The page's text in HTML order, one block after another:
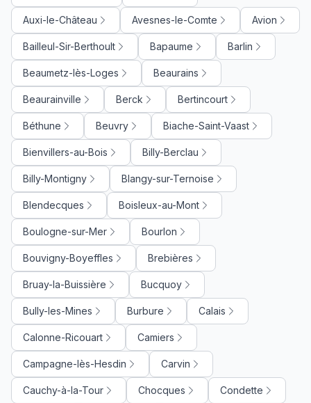
Auxi-le-Château Avesnes-le-Comte Avion
Bailleul-Sir-Berthoult Bapaume Barlin
Beaumetz-lès-Loges Beaurains
Beaurainville Berck Bertincourt
Béthune Beuvry Biache-Saint-Vaast
Bienvillers-au-Bois Billy-Berclau
Billy-Montigny Blangy-sur-Ternoise
Blendecques Boisleux-au-Mont
Boulogne-sur-Mer Bourlon
Bouvigny-Boyeffles Brebières
Bruay-la-Buissière Bucquoy
Bully-les-Mines Burbure Calais
Calonne-Ricouart Camiers
Campagne-lès-Hesdin Carvin
Cauchy-à-la-Tour Chocques Condette